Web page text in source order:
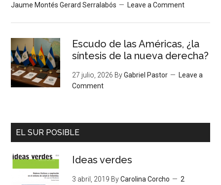
Jaume Montés Gerard Serralabós Leave a Comment
Escudo de las Américas, ¿la
síntesis de la nueva derecha?
27 julio, 2026 ByGabriel Pastor
Leave a
Comment
EL SUR POSIBLE
Ideas verdes
3 abril, 2019 ByCarolina Corcho
2